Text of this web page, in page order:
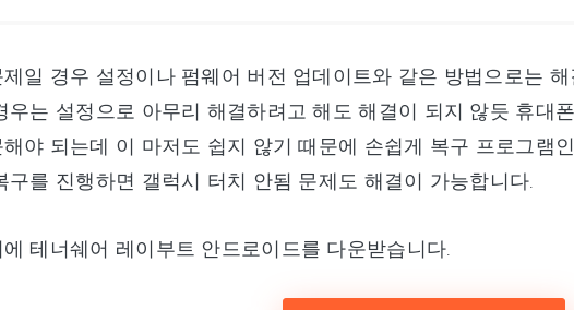
일 경우 설정이나 펌웨어 버전 업데이트와 같은 방법으로는
우는 설정으로 아무리 해결하려고 해도 해결이 되지 않듯 휴대
야 되는데 이 마저도 쉽지 않기 때문에 손쉽게 복구 프로그램인
구를 진행하면 갤럭시 터치 안됨 문제도 해결이 가능합니다.
테너쉐어 레이부트 안드로이드를 다운받습니다.